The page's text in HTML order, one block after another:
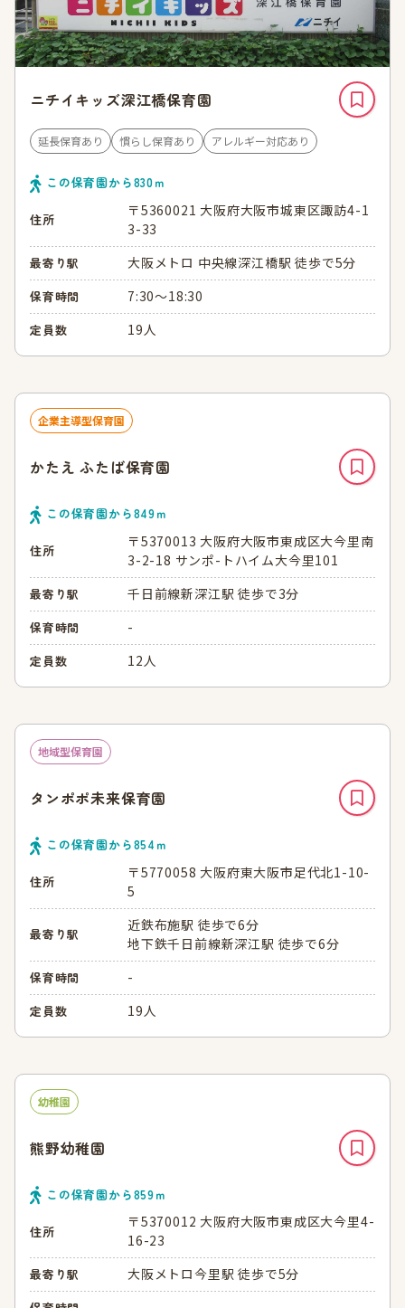
ニチイキッズ深江橋保育園
延長保育あり 慣らし保育あり アレルギー対応あり
この保育園から830ｍ
住所
〒5360021 大阪府大阪市城東区諏訪4-1
3-33
最寄り駅 大阪メトロ 中央線深江橋駅 徒歩で5分
保育時間 7:30～18:30
定員数 19人
企業主導型保育園
かたえ ふたば保育園
この保育園から849ｍ
住所
〒5370013 大阪府大阪市東成区大今里南
3-2-18 サンポ-トハイム大今里101
最寄り駅 千日前線新深江駅 徒歩で3分
保育時間 -
定員数 12人
地域型保育園
タンポポ未来保育園
この保育園から854 ｍ
住所
〒5770058 大阪府東大阪市足代北1-10-
5
最寄り駅
近鉄布施駅 徒歩で6分
地下鉄千日前線新深江駅 徒歩で6分
保育時間 -
定員数 19人
幼稚園
熊野幼稚園
この保育園から859ｍ
住所
〒5370012 大阪府大阪市東成区大今里4-
16-23
最寄り駅 大阪メトロ今里駅 徒歩で5分